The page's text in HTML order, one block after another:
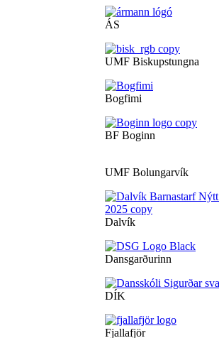
ÁS
UMF Biskupstungna
Bogfimi
BF Boginn
UMF Bolungarvík
Dalvík
Dansgarðurinn
DÍK
Fjallafjör